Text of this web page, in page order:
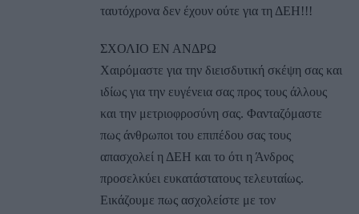
ταυτόχρονα δεν έχουν ούτε για τη ΔΕΗ!!!
ΣΧΟΛΙΟ ΕΝ ΑΝΔΡΩ
Χαιρόμαστε για την διεισδυτική σκέψη σας και
ιδίως για την ευγένεια σας προς τους άλλους
και την μετριοφροσύνη σας. Φανταζόμαστε
πως άνθρωποι του επιπέδου σας τους
απασχολεί η ΔΕΗ και το ότι η Άνδρος
προσελκύει ευκατάστατους τελευταίως.
Εικάζουμε πως ασχολείστε με τον